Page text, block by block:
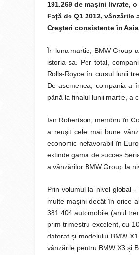
191.269 de maşini livrate, o
Faţă de Q1 2012, vânzările
Creşteri consistente în
În luna martie, BMW Group
istoria sa. Per total,
Rolls-Royce în cursul lunii
De asemenea, compania a
până la finalul lunii martie, a
Ian Robertson, membru în
a reuşit cele mai bune
economic nefavorabil în
extinde gama de succes
a vânzărilor BMW Group la
Prin volumul la nivel global
multe maşini decât în orice
381.404 automobile (anul
prim trimestru excelent, cu
datorat şi modelului BMW
vânzările pentru BMW X3 şi